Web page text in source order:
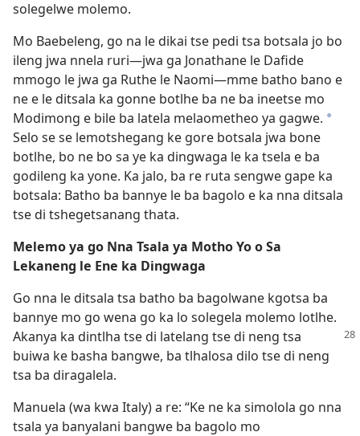
solegelwe molemo.
Mo Baebeleng, go na le dikai tse pedi tsa botsala jo bo
ileng jwa nnela ruri—jwa ga Jonathane le Dafide
mmogo le jwa ga Ruthe le Naomi—mme batho bano e
ne e le ditsala ka gonne botlhe ba ne ba ineetse mo
Modimong e bile ba latela melaometheo ya gagwe. *
Selo se se lemotshegang ke gore botsala jwa bone
botlhe, bo ne bo sa ye ka dingwaga le ka tsela e ba
godileng ka yone. Ka jalo, ba re ruta sengwe gape ka
botsala: Batho ba bannye le ba bagolo e ka nna ditsala
tse di tshegetsanang thata.
Melemo ya go Nna Tsala ya Motho Yo o Sa
Lekaneng le Ene ka Dingwaga
Go nna le ditsala tsa batho ba bagolwane kgotsa ba
bannye mo go wena go ka lo solegela molemo lotlhe.
Akanya ka dintlha tse di latelang tse di neng tsa
buiwa ke basha bangwe, ba tlhalosa dilo tse di neng
tsa ba diragalela.
Manuela (wa kwa Italy) a re: “Ke ne ka simolola go nna
tsala ya banyalani bangwe ba bagolo mo